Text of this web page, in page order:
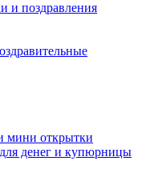
и поздравления
мини открытки
денег и купюрницы